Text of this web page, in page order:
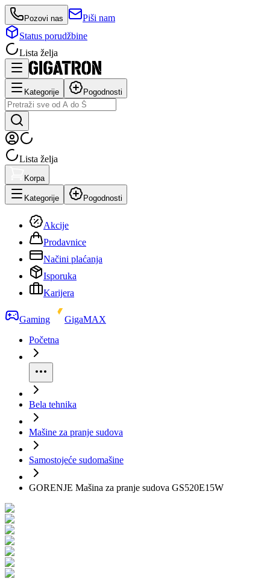
Pozovi nas
Piši nam
Status porudžbine
Lista želja
Kategorije Pogodnosti
Lista želja
Korpa
Kategorije Pogodnosti
Akcije
Prodavnice
Načini plaćanja
Isporuka
Karijera
Gaming
GigaMAX
Početna
Bela tehnika
Mašine za pranje sudova
Samostojeće sudomašine
GORENJE Mašina za pranje sudova GS520E15W